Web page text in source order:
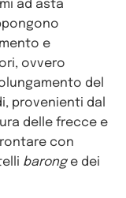
ad asta
e
ovvero
del
provenienti dal
delle frecce e
con
baronge dei